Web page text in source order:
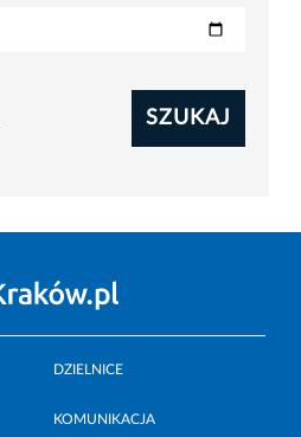
SZUKAJ
DZIELNICE
KOMUNIKACJA